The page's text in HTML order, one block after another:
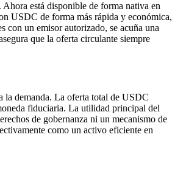
está disponible de forma nativa en
USDC de forma más rápida y económica,
con un emisor autorizado, se acuña una
que la oferta circulante siempre
la demanda. La oferta total de USDC
fiduciaria. La utilidad principal del
de gobernanza ni un mecanismo de
como un activo eficiente en